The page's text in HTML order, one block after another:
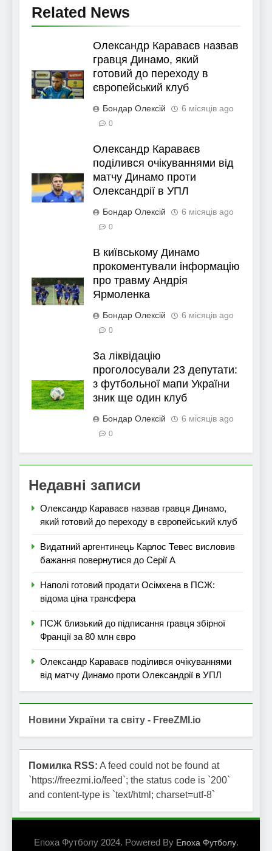
Related News
Олександр Караваєв назвав
гравця Динамо, який
готовий до переходу в
європейський клуб
Бондар Олексій 6 місяців ago
0
Олександр Караваєв
поділився очікуваннями від
матчу Динамо проти
Олександрії в УПЛ
Бондар Олексій 6 місяців ago
0
В київському Динамо
прокоментували інформацію
про травму Андрія
Ярмоленка
Бондар Олексій 6 місяців ago
0
За ліквідацію
проголосували 23 депутати:
з футбольної мапи України
зник ще один клуб
Бондар Олексій 6 місяців ago
0
Недавні записи
Олександр Караваєв назвав гравця Динамо,
який готовий до переходу в європейський клуб
Видатний аргентинець Карлос Тевес висловив
бажання повернутися до Серії А
Наполі готовий продати Осімхена в ПСЖ:
відома ціна трансфера
ПСЖ близький до підписання гравця збірної
Франції за 80 млн євро
Олександр Караваєв поділився очікуваннями
від матчу Динамо проти Олександрії в УПЛ
Новини України та світу - FreeZMI.io
Помилка RSS: A feed could not be found at
`https://freezmi.io/feed`; the status code is `200`
and content-type is `text/html; charset=utf-8`
Епоха Футболу 2024. Powered By Епоха Футболу.